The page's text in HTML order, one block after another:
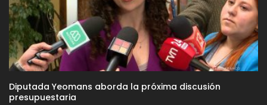
Diputada Yeomans aborda la próxima discusión
presupuestaria